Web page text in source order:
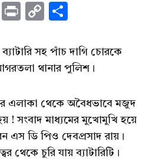
EmailPrintCopy
সহ পাঁচ দাগি চোরকে
থানার পুলিশ।
এলাকা থেকে অবৈধভাবে মজুদ
! সংবাদ মাধ্যমের মুখোমুখি হয়ে
এস ডি পিও দেবপ্রসাদ রায়।
চুরি যায় ব্যাটারিটি।